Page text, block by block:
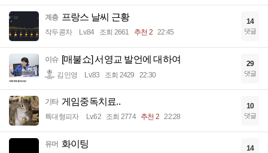
계층 프랑스 날씨 근황
작두콩차 Lv.84 조회 2661 추천 2 22:45
14
댓글
이슈 [매불쇼] 서영교 발언에 대하여
김인영 Lv.83 조회 2429 22:30
29
댓글
기타 게임중독치료..
특대형피자 Lv.62 조회 2774 추천 2 22:28
10
댓글
유머 화이팅 14